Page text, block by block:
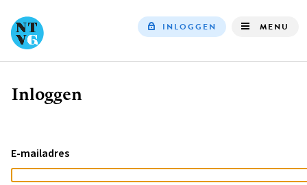
INLOGGEN MENU
Kruimelpad
Inloggen
E-mailadres